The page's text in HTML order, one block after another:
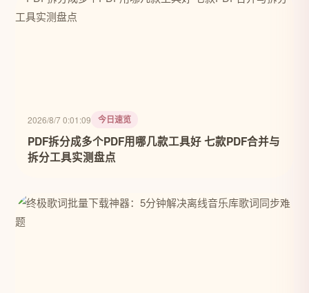
2026/8/7 0:01:09 今日速览
PDF拆分成多个PDF用哪几款工具好 七款PDF合并与
拆分工具实测盘点